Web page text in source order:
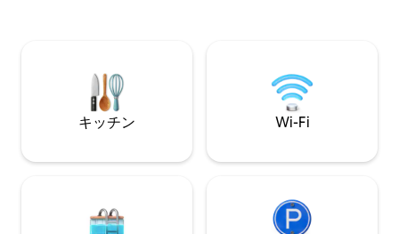
そして癒しのひと時をお過ごしくださ
い。 完全に独立した一軒家で、緑に囲ま
れ、ゲスト専用です。
くに無料駐車場🚗
能。
キッチン Wi-Fi